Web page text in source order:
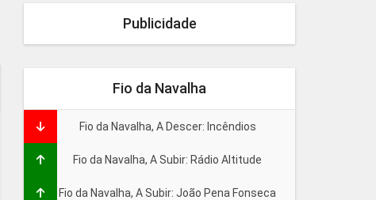
Publicidade
Fio da Navalha
Fio da Navalha, A Descer: Incêndios
Fio da Navalha, A Subir: Rádio Altitude
Fio da Navalha, A Subir: João Pena Fonseca